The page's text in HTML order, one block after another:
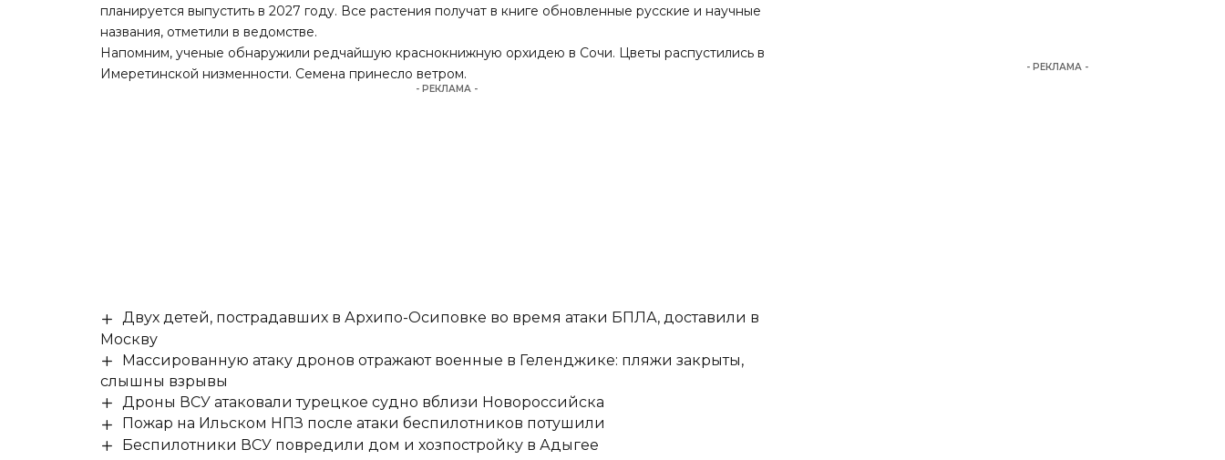
планируется выпустить в 2027 году. Все растения получат в книге обновленные русские и научные
названия, отметили в ведомстве.
Напомним, ученые обнаружили редчайшую краснокнижную орхидею в Сочи. Цветыраспустились в
Имеретинской низменности. Семена принесло ветром.
- РЕКЛАМА -
Двух детей, пострадавших в Архипо-Осиповке во время атаки БПЛА, доставили в
Москву
Массированную атаку дронов отражают военные в Геленджике: пляжи закрыты,
слышны взрывы
Дроны ВСУ атаковали турецкое судно вблизи Новороссийска
Пожар на Ильском НПЗ после атаки беспилотников потушили
Беспилотники ВСУ повредили дом и хозпостройку в Адыгее
- РЕКЛАМА -